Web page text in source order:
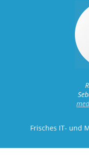
Frisches IT- und